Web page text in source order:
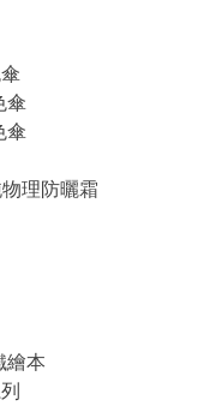
傘
傘
理防曬霜
繪本